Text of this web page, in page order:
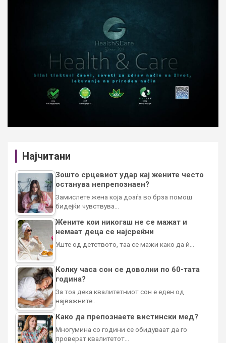
Најчитани
Зошто срцевиот удар кај жените често
останува непрепознаен?
Замислете жена која доаѓа во брза помош
бидејќи чувствува…
Жените кои никогаш не се мажат и
немаат деца се најсреќни
Уште од детството, таа се мажи како да ѝ…
Колку часа сон се доволни по 60-тата
година?
За тоа дека квалитетниот сон е еден од
најважните…
Како да препознаете вистински мед?
Многумина со години се обидуваат да го
проверат квалитетот…